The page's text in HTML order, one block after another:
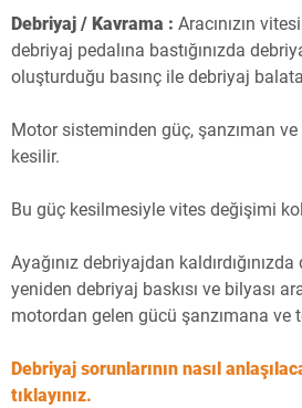
Debriyaj / Kavrama : Aracınızın
debriyaj pedalına bastığınızda
oluşturduğu basınç ile debriyaj
Motor sisteminden güç, şanzıman
kesilir.
Bu güç kesilmesiyle vites değişimi
Ayağınız debriyajdan
yeniden debriyaj baskısı ve bilyası
motordan gelen gücü şanzımana ve
Debriyaj sorunlarının nasıl
tıklayınız.